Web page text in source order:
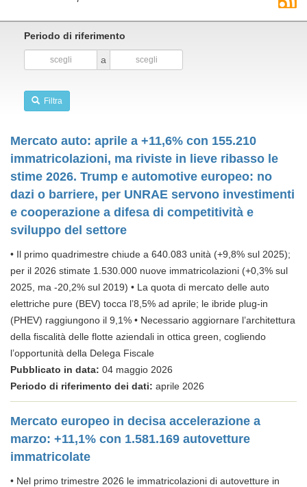
Periodo di riferimento
a
Filtra
Mercato auto: aprile a +11,6% con 155.210
immatricolazioni, ma riviste in lieve ribasso le
stime 2026. Trump e automotive europeo: no
dazi o barriere, per UNRAE servono investimenti
e cooperazione a difesa di competitività e
sviluppo del settore
• Il primo quadrimestre chiude a 640.083 unità (+9,8% sul 2025);
per il 2026 stimate 1.530.000 nuove immatricolazioni (+0,3% sul
2025, ma -20,2% sul 2019) • La quota di mercato delle auto
elettriche pure (BEV) tocca l’8,5% ad aprile; le ibride plug-in
(PHEV) raggiungono il 9,1% • Necessario aggiornare l’architettura
della fiscalità delle flotte aziendali in ottica green, cogliendo
l’opportunità della Delega Fiscale
Pubblicato in data: 04 maggio 2026
Periodo di riferimento dei dati: aprile 2026
Mercato europeo in decisa accelerazione a
marzo: +11,1% con 1.581.169 autovetture
immatricolate
• Nel primo trimestre 2026 le immatricolazioni di autovetture in